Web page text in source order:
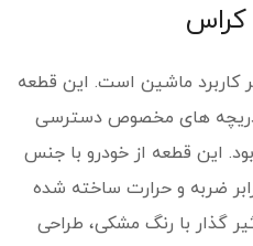
کراس
کاربرد ماشین است. این قطعه
دریچه های مخصوص دسترسی
این قطعه از خودرو با جنس
ضربه و حرارت ساخته شده
گذار با رنگ مشکی، طراحی